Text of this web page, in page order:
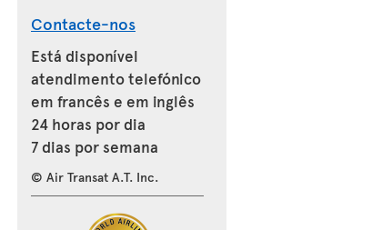
Contacte-nos
Está disponível
atendimento telefónico
em francês e em inglês
24 horas por dia
7 dias por semana
© Air Transat A.T. Inc.